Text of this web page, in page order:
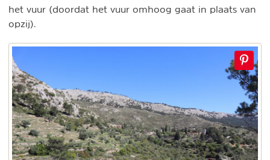
het vuur (doordat het vuur omhoog gaat in plaats van
opzij).